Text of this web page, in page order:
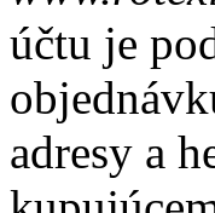
účtu je
adresy a